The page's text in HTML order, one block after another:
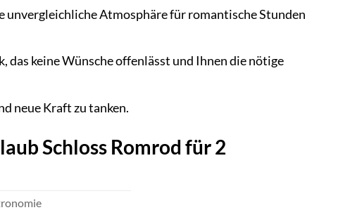
unvergleichliche Atmosphäre für romantische Stunden
das keine Wünsche offenlässt und Ihnen die nötige
neue Kraft zu tanken.
Schloss Romrod für 2